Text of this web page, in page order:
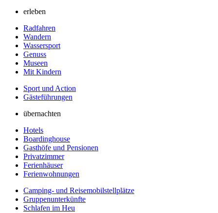
erleben
Radfahren
Wandern
Wassersport
Genuss
Museen
Mit Kindern
Sport und Action
Gästeführungen
übernachten
Hotels
Boardinghouse
Gasthöfe und Pensionen
Privatzimmer
Ferienhäuser
Ferienwohnungen
Camping- und Reisemobilstellplätze
Gruppenunterkünfte
Schlafen im Heu